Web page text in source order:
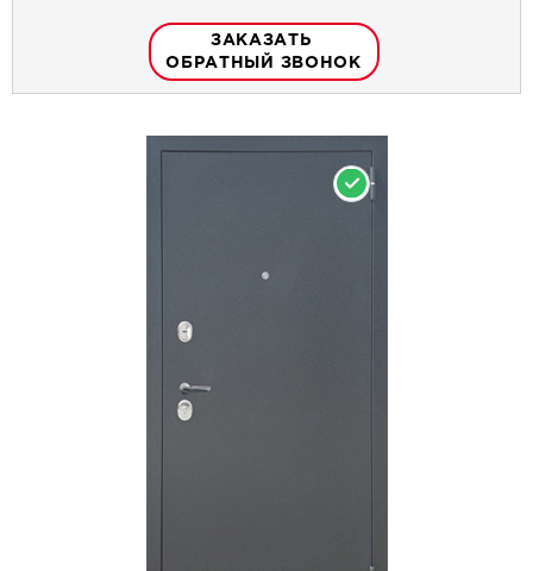
ЗАКАЗАТЬ
ОБРАТНЫЙ ЗВОНОК